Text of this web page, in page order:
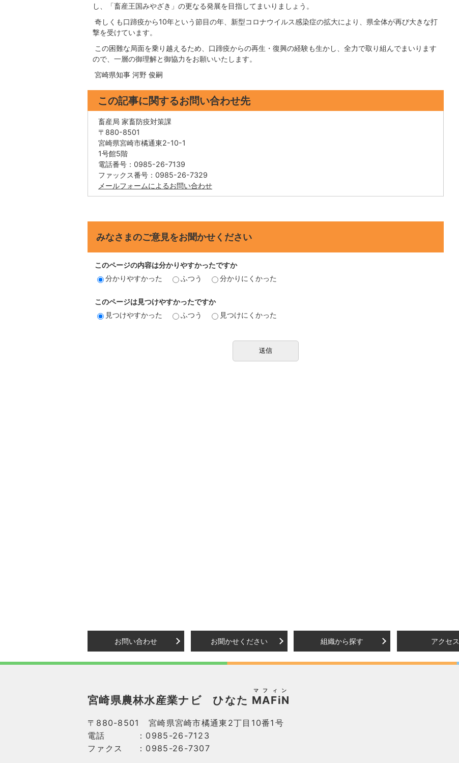
し、「畜産王国みやざき」の更なる発展を目指してまいりましょう。
奇しくも口蹄疫から10年という節目の年、新型コロナウイルス感染症の拡大により、県全体が再び大きな打
撃を受けています。
この困難な局面を乗り越えるため、口蹄疫からの再生・復興の経験も生かし、全力で取り組んでまいります
ので、一層の御理解と御協力をお願いいたします。
宮崎県知事 河野 俊嗣
この記事に関するお問い合わせ先
畜産局 家畜防疫対策課
〒880-8501
宮崎県宮崎市橘通東2-10-1
1号館5階
電話番号：0985-26-7139
ファックス番号：0985-26-7329
メールフォームによるお問い合わせ
みなさまのご意見をお聞かせください
このページの内容は分かりやすかったですか
分かりやすかった
ふつう 分かりにくかった
このページは見つけやすかったですか
見つけやすかった
ふつう 見つけにくかった
お問い合わせ お聞かせください 組織から探す アクセス
宮崎県農林水産業ナビ ひなた MAFiN
マフィン
〒880-8501 宮崎県宮崎市橘通東2丁目10番1号
電話
：0985-26-7123
ファクス
：0985-26-7307